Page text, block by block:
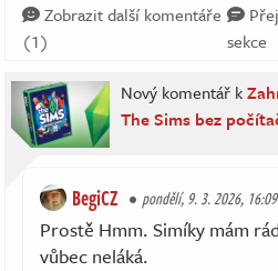
Zobrazit další komentáře
(1)
sekce
Nový komentář k
The Sims bez
BegiCZ pondělí, 9. 3. 2026, 16:09
Prostě Hmm. Simíky mám
vůbec neláká.